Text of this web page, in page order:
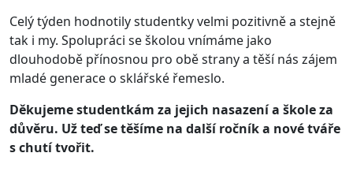
Celý týden hodnotily studentky velmi pozitivně a stejně
tak i my. Spolupráci se školou vnímáme jako
dlouhodobě přínosnou pro obě strany a těší nás zájem
mladé generace o sklářské řemeslo.
Děkujeme studentkám za jejich nasazení a škole za
důvěru. Už teď se těšíme na další ročník a nové tváře
s chutí tvořit.